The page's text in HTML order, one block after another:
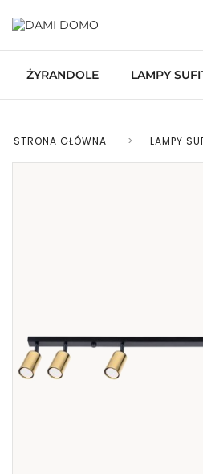
ŻYRANDOLE LAMPY
STRONA GŁÓWNA > LAMPY